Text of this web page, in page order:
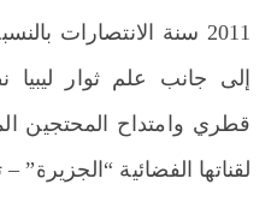
2011 سنة الانتصارات
إلى جانب علم ثوار ليبيا
قطري وامتداح المحتجين
لقناتها الفضائية “الجزيرة” – تعتبر 2013 سنة